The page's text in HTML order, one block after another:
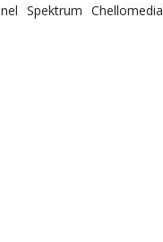
Spektrum Chellomedia